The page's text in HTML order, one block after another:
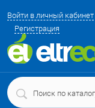
Войти в личный кабинет
Регистрация